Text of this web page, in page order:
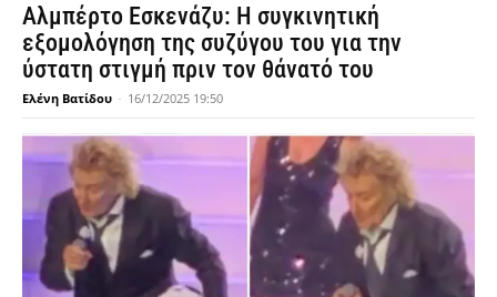
Αλμπέρτο Εσκενάζυ: Η συγκινητική
εξομολόγηση της συζύγου του για την
ύστατη στιγμή πριν τον θάνατό του
Ελένη Βατίδου - 16/12/2025 19:50